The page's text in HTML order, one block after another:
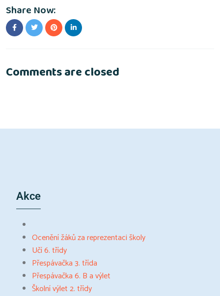
Share Now:
Comments are closed
Akce
Ocenění žáků za reprezentaci školy
Učí 6. třídy
Přespávačka 3. třída
Přespávačka 6. B a výlet
Školní výlet 2. třídy